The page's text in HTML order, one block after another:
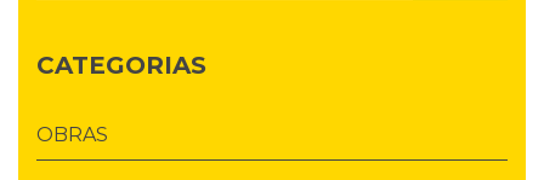
CATEGORIAS
OBRAS